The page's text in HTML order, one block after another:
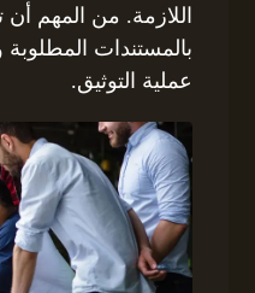
اللازمة. من المهم أن
بالمستندات المطلوبة
عملية التوثيق.